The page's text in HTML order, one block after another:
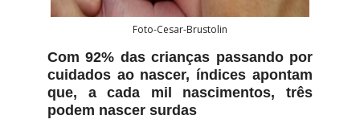
Foto-Cesar-Brustolin
Com 92% das crianças passando por
cuidados ao nascer, índices apontam
que, a cada mil nascimentos, três
podem nascer surdas